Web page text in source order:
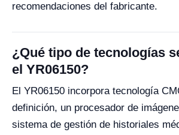
recomendaciones del fabricante.
¿Qué tipo de tecnologías
el YR06150?
El YR06150 incorpora tecnología
definición, un procesador de
sistema de gestión de historiales